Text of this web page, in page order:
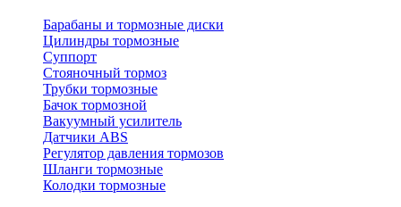
Барабаны и тормозные диски
Цилиндры тормозные
Суппорт
Стояночный тормоз
Трубки тормозные
Бачок тормозной
Вакуумный усилитель
Датчики ABS
Регулятор давления тормозов
Шланги тормозные
Колодки тормозные